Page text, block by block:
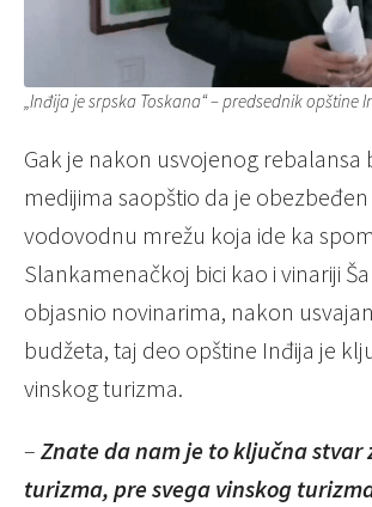
„Inđija je srpska Toskana“ – predsednik opštine
Gak je nakon usvojenog rebalansa
medijima saopštio da je obezbeđen
vodovodnu mrežu koja ide ka
Slankamenačkoj bici kao i vinariji
objasnio novinarima, nakon
budžeta, taj deo opštine Inđija je
vinskog turizma.
– Znate da nam je to ključna stvar
turizma, pre svega vinskog